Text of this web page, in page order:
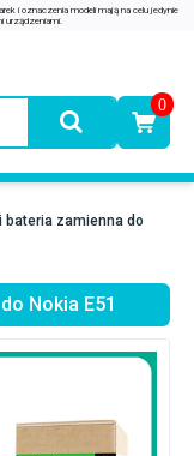
0
bateria zamienna do
Nokia E51